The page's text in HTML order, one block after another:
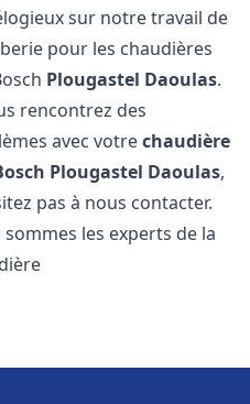
sur notre travail de
pour les chaudières
Plougastel Daoulas.
rencontrez des
avec votrechaudière
Plougastel Daoulas,
pas à nous contacter.
sommes les experts de la